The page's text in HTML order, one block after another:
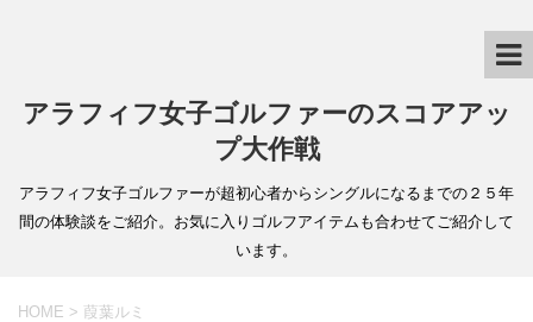
アラフィフ女子ゴルファーのスコアアッ
プ大作戦
アラフィフ女子ゴルファーが超初心者からシングルになるまでの２５年
間の体験談をご紹介。お気に入りゴルフアイテムも合わせてご紹介して
います。
HOME > 葭葉ルミ